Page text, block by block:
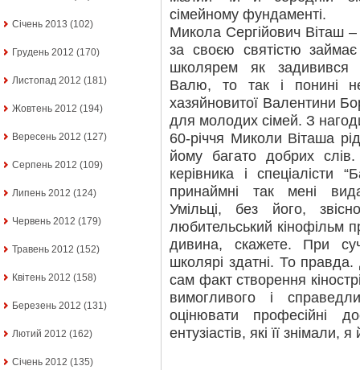
Січень 2013 (102)
Грудень 2012 (170)
Листопад 2012 (181)
Жовтень 2012 (194)
Вересень 2012 (127)
Серпень 2012 (109)
Липень 2012 (124)
Червень 2012 (179)
Травень 2012 (152)
Квітень 2012 (158)
Березень 2012 (131)
Лютий 2012 (162)
Січень 2012 (135)
сімейному фундаменті.
Микола Сергійович Віташ –
за своєю святістю
школярем як задивився
Валю, то так і понині
хазяйновитої Валентини
для молодих сімей. З
60-річчя Миколи Віташа
йому багато добрих
керівника і спеціалісти
принаймні так мені
Умільці, без його,
любительський кінофільм
дивина, скажете. При
школярі здатні. То
сам факт створення
вимогливого і
оцінювати професійні
ентузіастів, які її